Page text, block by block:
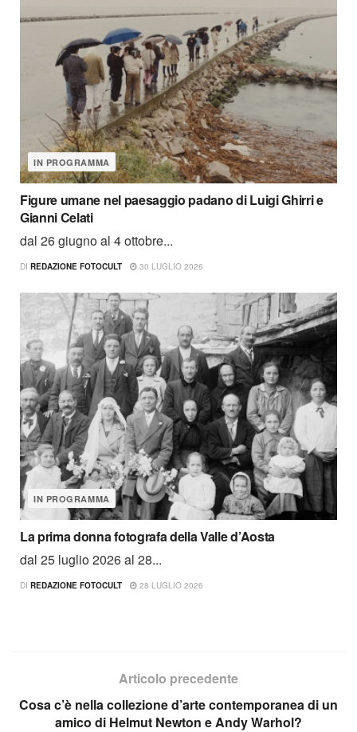
IN PROGRAMMA
Figure umane nel paesaggio padano di Luigi Ghirri e
Gianni Celati
dal 26 giugno al 4 ottobre...
DI REDAZIONE FOTOCULT 30 LUGLIO 2026
IN PROGRAMMA
La prima donna fotografa della Valle d’Aosta
dal 25 luglio 2026 al 28...
DI REDAZIONE FOTOCULT 28 LUGLIO 2026
Articolo precedente
Cosa c’è nella collezione d’arte contemporanea di un
amico di Helmut Newton e Andy Warhol?